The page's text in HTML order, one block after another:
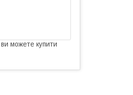
ви можете купити